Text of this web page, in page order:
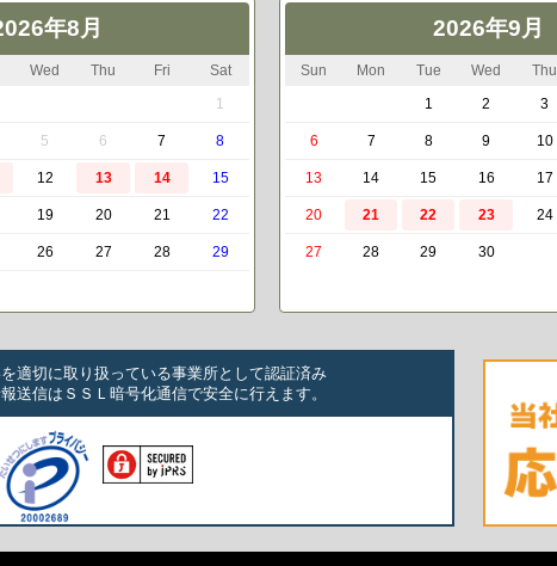
年8月
Wed Thu Fri
Sat
1
5 6 7 8
12 13 14 15
19 20 21 22
26 27 28 29
2026年9月
Sun Mon Tue Wed Thu
1
2 3
6 7 8 9 10
13 14 15 16 17
20 21 22 23 24
27 28 29 30
適切に取り扱っている事業所として認証済み
送信はＳＳＬ暗号化通信で安全に行えます。